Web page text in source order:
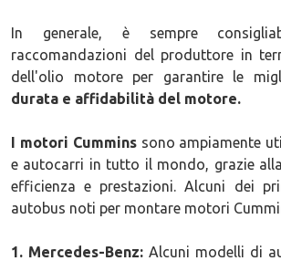
In generale, è sempre
raccomandazioni del produttore in
dell'olio motore per garantire le
durata e affidabilità del motore.
I motori Cumminssono ampiamente
e autocarri in tutto il mondo, grazie
efficienza e prestazioni. Alcuni dei
autobus noti per montare motori
1. Mercedes-Benz: Alcuni modelli di